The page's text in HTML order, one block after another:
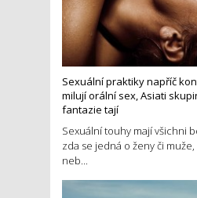
Sexuální praktiky napříč
milují orální sex, Asiati
fantazie tají
Sexuální touhy mají všichni
zda se jedná o ženy či
neb...